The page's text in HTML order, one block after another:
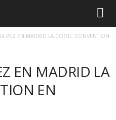
VEZ EN MADRID LA COMIC CONVENTION
EN MADRID LA
EN